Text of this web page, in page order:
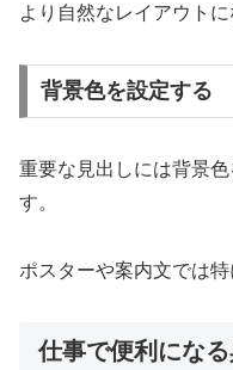
より自然なレイアウトに
背景色を設定する
重要な見出しには背景
す。
ポスターや案内文では特
仕事で便利になる